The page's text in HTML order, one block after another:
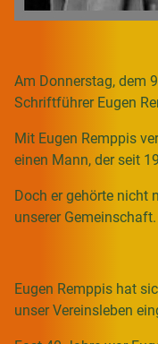
Am Donnerstag, dem
Schriftführer Eugen
Mit Eugen Remppis
einen Mann, der seit
Doch er gehörte nicht
unserer Gemeinschaft.
Eugen Remppis hat
unser Vereinsleben